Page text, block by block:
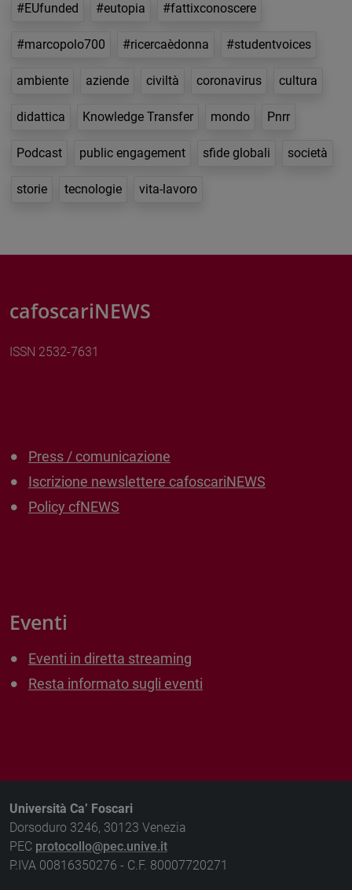
#EUfunded #eutopia #fattixconoscere
#marcopolo700 #ricercaèdonna #studentvoices
ambiente aziende civiltà coronavirus cultura
didattica Knowledge Transfer mondo Pnrr
Podcast public engagement sfide globali società
storie tecnologie vita-lavoro
cafoscariNEWS
ISSN 2532-7631
Press / comunicazione
Iscrizione newslettere cafoscariNEWS
Policy cfNEWS
Eventi
Eventi in diretta streaming
Resta informato sugli eventi
Università Ca’ Foscari
Dorsoduro 3246, 30123 Venezia
PEC protocollo@pec.unive.it
P.IVA 00816350276 - C.F. 80007720271